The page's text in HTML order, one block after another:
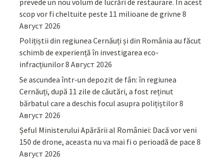
scop vor fi cheltuite peste 11 milioane de grivne 8
Август 2026
Polițiștii din regiunea Cernăuți și din România au făcut
schimb de experiență în investigarea eco-
infracțiunilor8 Август 2026
Se ascundea într-un depozit de fân: în regiunea
Cernăuți, după 11 zile de căutări, a fost reținut
bărbatul care a deschis focul asupra polițiștilor8
Август 2026
Șeful Ministerului Apărării al României: Dacă vor veni
150 de drone, aceasta nu va mai fi o perioadă de pace 8
Август 2026